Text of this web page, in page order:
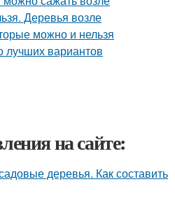
на сайте:
деревья. Как составить